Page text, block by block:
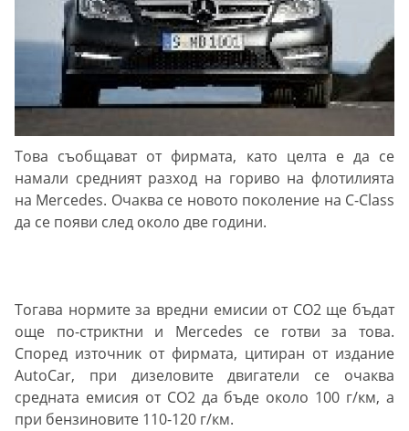
Това съобщават от фирмата, като целта е да се
намали средният разход на гориво на флотилията
на Mercedes. Очаква се новото поколение на C-Class
да се появи след около две години.
Тогава нормите за вредни емисии от CO2 ще бъдат
още по-стриктни и Mercedes се готви за това.
Според източник от фирмата, цитиран от издание
AutoCar, при дизеловите двигатели се очаква
средната емисия от СО2 да бъде около 100 г/км, а
при бензиновите 110-120 г/км.